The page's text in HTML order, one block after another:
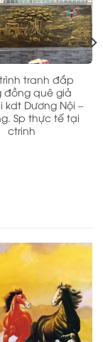
tranh đắp
đồng quê giả
kdt Dương Nội –
Sp thực tế tại
ctrinh